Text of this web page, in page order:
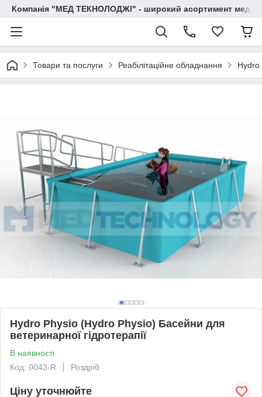
Компанія "МЕД ТЕКНОЛОДЖІ" - широкий асортимент
Товари та послуги Реабілітаційне обладнання Hydro
Hydro Physio (Hydro Physio) Басейни для
ветеринарної гідротерапії
В наявності
Код: 0043-R
Роздріб
Ціну уточнюйте